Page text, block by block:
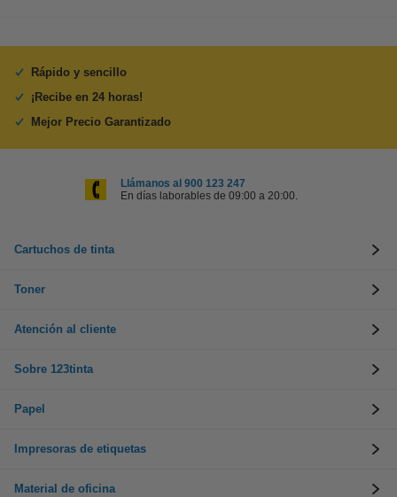
Rápido y sencillo
¡Recibe en 24 horas!
Mejor Precio Garantizado
Llámanos al 900 123 247
En días laborables de 09:00 a 20:00.
Cartuchos de tinta
Toner
Atención al cliente
Sobre 123tinta
Papel
Impresoras de etiquetas
Material de oficina